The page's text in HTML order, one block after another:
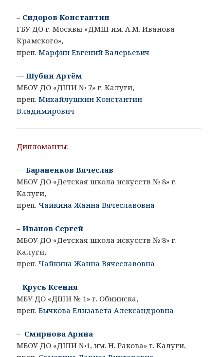
– Сидоров Константин
ГБУ ДО г. Москвы «ДМШ им. А.М. Иванова-
Крамского»,
преп.Марфин Евгений Валерьевич
—Шубин Артём
МБОУ ДО «ДШИ № 7» г. Калуги,
преп.Михайлушкин Константин
Владимирович
Дипломанты:
—Бараненков Вячеслав
МБОУ ДО «Детская школа искусств № 8» г.
Калуги,
преп.Чайкина Жанна Вячеславовна
–Иванов Сергей
МБОУ ДО «Детская школа искусств № 8» г.
Калуги,
преп.Чайкина Жанна Вячеславовна
–Крусь Ксения
МБУ ДО «ДШИ № 1» г. Обнинска,
преп.Бычкова Елизавета Александровна
– Смирнова Арина
МБОУ ДО «ДШИ №1, им. Н. Ракова» г. Калуги,